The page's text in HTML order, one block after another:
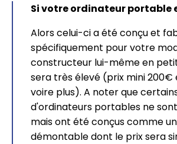
Si votre ordinateur portable
Alors celui-ci a été conçu et
spécifiquement pour votre
constructeur lui-même en
sera très élevé (prix mini 200€
voire plus). A noter que
d'ordinateurs portables ne
mais ont été conçus comme
démontable dont le prix sera